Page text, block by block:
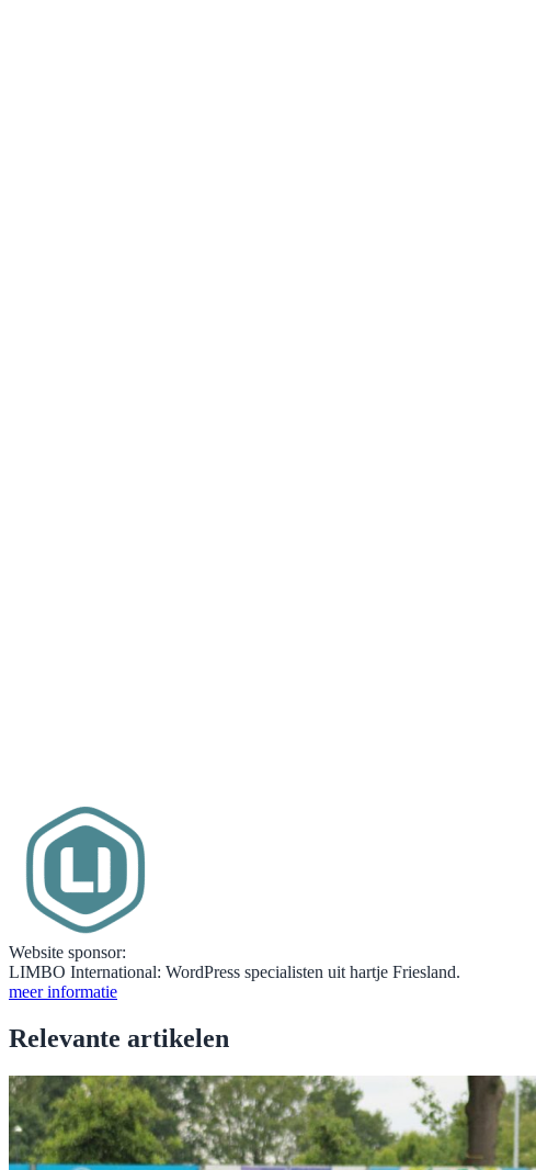
Website sponsor:
LIMBO International: WordPress specialisten uit hartje Friesland.
meer informatie
Relevante artikelen